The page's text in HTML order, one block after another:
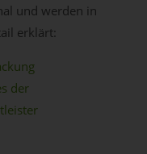
und werden in
erklärt:
der